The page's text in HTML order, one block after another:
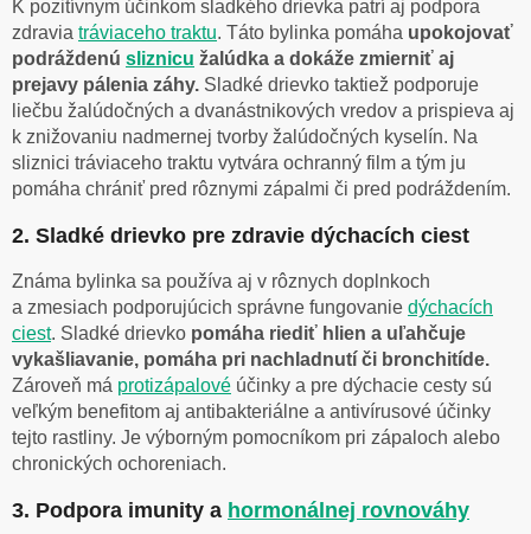
K pozitívnym účinkom sladkého drievka patrí aj podpora
zdravia tráviaceho traktu. Táto bylinka pomáha upokojovať
podráždenú sliznicu žalúdka a dokáže zmierniť aj
prejavy pálenia záhy. Sladké drievko taktiež podporuje
liečbu žalúdočných a dvanástnikových vredov a prispieva aj
k znižovaniu nadmernej tvorby žalúdočných kyselín. Na
sliznici tráviaceho traktu vytvára ochranný film a tým ju
pomáha chrániť pred rôznymi zápalmi či pred podráždením.
2. Sladké drievko pre zdravie dýchacích ciest
Známa bylinka sa používa aj v rôznych doplnkoch
a zmesiach podporujúcich správne fungovanie dýchacích
ciest. Sladké drievko pomáha riediť hlien a uľahčuje
vykašliavanie, pomáha pri nachladnutí či bronchitíde.
Zároveň má protizápalové účinky a pre dýchacie cesty sú
veľkým benefitom aj antibakteriálne a antivírusové účinky
tejto rastliny. Je výborným pomocníkom pri zápaloch alebo
chronických ochoreniach.
3. Podpora imunity a hormonálnej rovnováhy